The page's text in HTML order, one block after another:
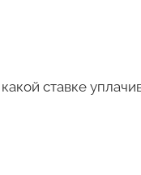
ставке